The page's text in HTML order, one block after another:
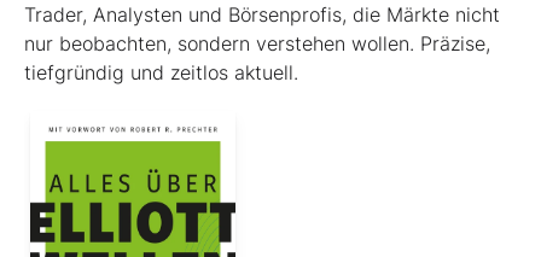
Trader, Analysten und Börsenprofis, die Märkte nicht
nur beobachten, sondern verstehen wollen. Präzise,
tiefgründig und zeitlos aktuell.